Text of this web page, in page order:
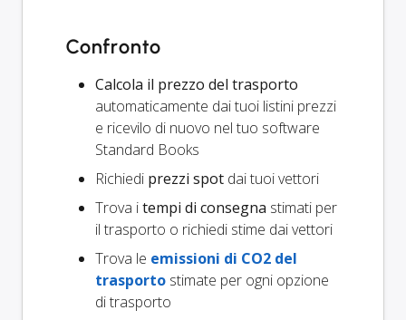
Confronto
Calcola il prezzo del trasporto
automaticamente dai tuoi listini prezzi
e ricevilo di nuovo nel tuo software
Standard Books
Richiedi prezzi spot dai tuoi vettori
Trova itempi di consegna stimati per
il trasporto o richiedi stime dai vettori
Trova le emissioni di CO2 del
trasporto stimate per ogni opzione
di trasporto